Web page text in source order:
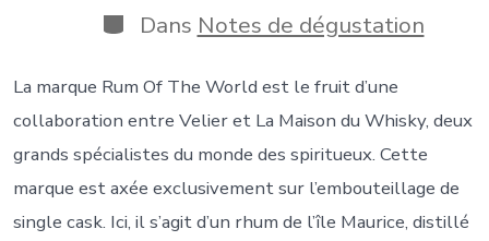
publication
publication
Catégories
Dans Notes de dégustation
La marque Rum Of The World est le fruit d’une
collaboration entre Velier et La Maison du Whisky, deux
grands spécialistes du monde des spiritueux. Cette
marque est axée exclusivement sur l’embouteillage de
single cask. Ici, il s’agit d’un rhum de l’île Maurice, distillé